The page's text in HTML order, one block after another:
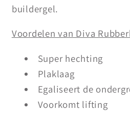
buildergel.
Voordelen van Diva
Super hechting
Plaklaag
Egaliseert de
Voorkomt lifting